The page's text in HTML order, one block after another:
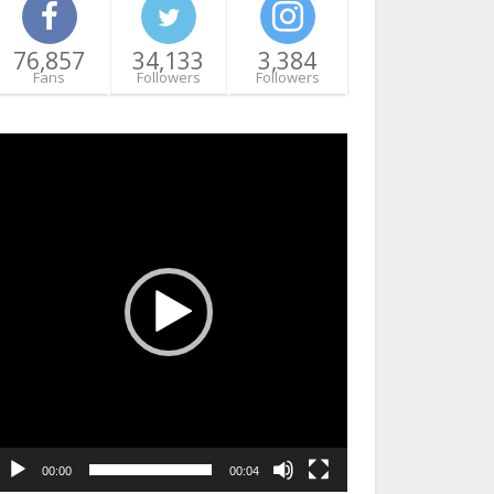
76,857
Fans
34,133
Followers
3,384
Followers
00:00 00:04